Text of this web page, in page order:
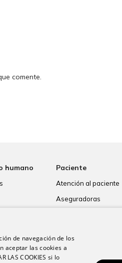
comente.
humano Paciente
Atención al paciente
Aseguradoras
Paciente internacional
de navegación de los
aceptar las cookies a
LAS COOKIES si lo